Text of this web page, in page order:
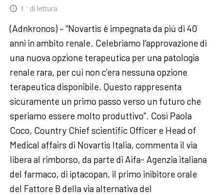
1 ' di lettura
(Adnkronos) – “Novartis è impegnata da più di 40
anni in ambito renale. Celebriamo l’approvazione di
una nuova opzione terapeutica per una patologia
renale rara, per cui non c’era nessuna opzione
terapeutica disponibile. Questo rappresenta
sicuramente un primo passo verso un futuro che
speriamo essere molto produttivo”. Così Paola
Coco, Country Chief scientific Officer e Head of
Medical affairs di Novartis Italia, commenta il via
libera al rimborso, da parte di Aifa- Agenzia italiana
del farmaco, di iptacopan, il primo inibitore orale
del Fattore B della via alternativa del